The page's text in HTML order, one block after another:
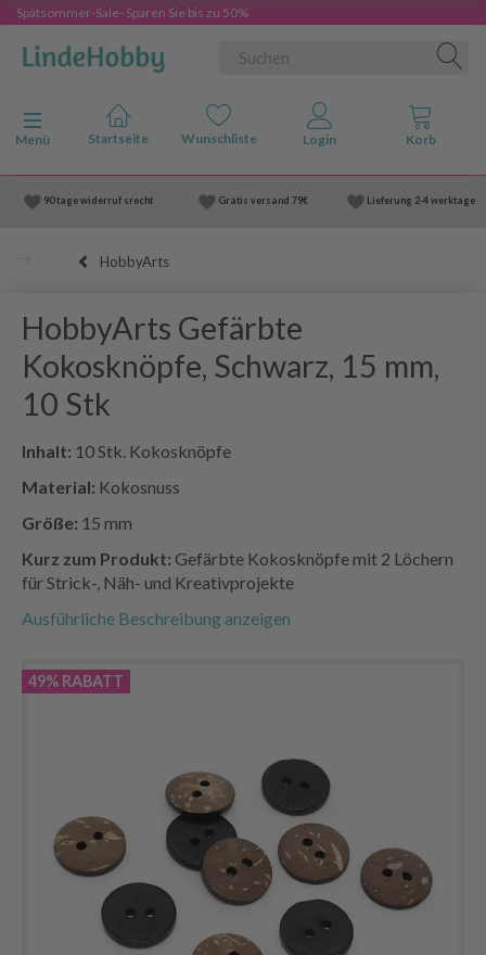
Spätsommer-Sale- Sparen Sie bis zu 50%
Anzeige ändern
Menü
90 tage widerruf srecht Gratis versand 79€ Lieferung 2-4 werktage
HobbyArts
HobbyArts Gefärbte
Kokosknöpfe, Schwarz, 15 mm,
10 Stk
Inhalt: 10 Stk. Kokosknöpfe
Material: Kokosnuss
Größe: 15 mm
Kurz zum Produkt: Gefärbte Kokosknöpfe mit 2 Löchern
für Strick-, Näh- und Kreativprojekte
Ausführliche Beschreibung anzeigen
49% RABATT